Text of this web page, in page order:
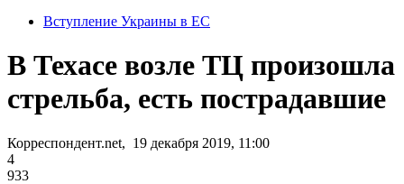
Вступление Украины в ЕС
В Техасе возле ТЦ произошла
стрельба, есть пострадавшие
Корреспондент.net, 19 декабря 2019, 11:00
4
933